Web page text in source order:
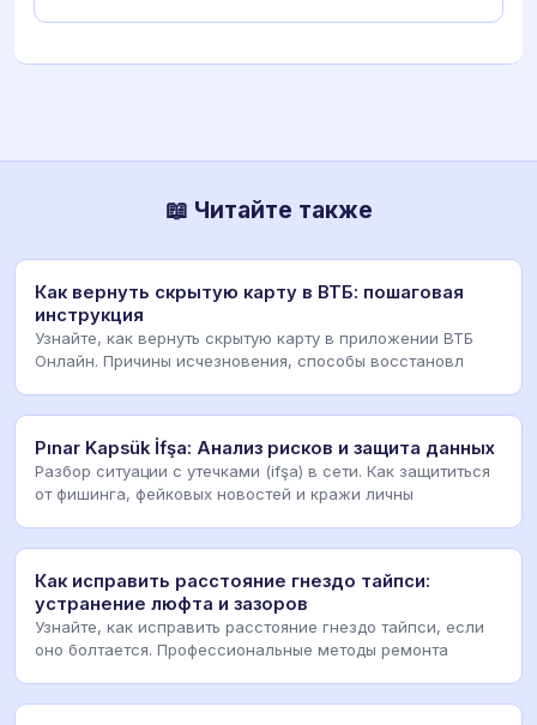
📖 Читайте также
Как вернуть скрытую карту в ВТБ: пошаговая
инструкция
Узнайте, как вернуть скрытую карту в приложении ВТБ
Онлайн. Причины исчезновения, способы восстановл
Pınar Kapsük İfşa: Анализ рисков и защита данных
Разбор ситуации с утечками (ifşa) в сети. Как защититься
от фишинга, фейковых новостей и кражи личны
Как исправить расстояние гнездо тайпси:
устранение люфта и зазоров
Узнайте, как исправить расстояние гнездо тайпси, если
оно болтается. Профессиональные методы ремонта